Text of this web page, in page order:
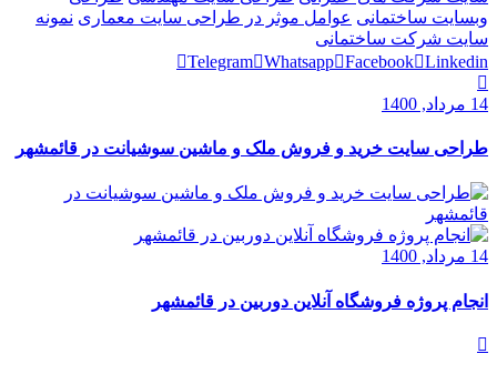
وبسایت ساختمانی عوامل موثر در طراحی سایت معماری نمونه
سایت شرکت ساختمانی
Telegram Whatsapp Facebook Linkedin
14 مرداد, 1400
طراحی سایت خرید و فروش ملک و ماشین سوشیانت در قائمشهر
14 مرداد, 1400
انجام پروژه فروشگاه آنلاین دوربین در قائمشهر